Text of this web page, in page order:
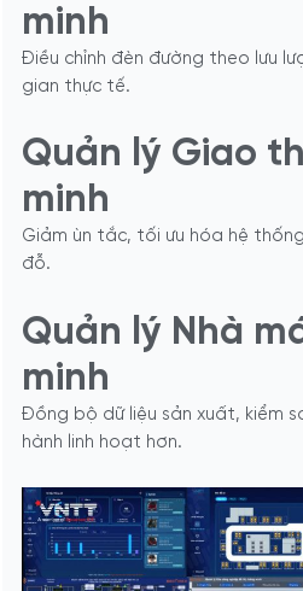
minh
Điều chỉnh đèn đường theo lưu
gian thực tế.
Quản lý Giao
minh
Giảm ùn tắc, tối ưu hóa hệ
đỗ.
Quản lý Nhà
minh
Đồng bộ dữ liệu sản xuất, kiểm
hành linh hoạt hơn.